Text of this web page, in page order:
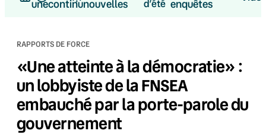
unecontinunouvelles
d’été enquêtes
RAPPORTS DE FORCE
«Une atteinte à la démocratie» :
un lobbyiste de la FNSEA
embauché par la porte-parole du
gouvernement